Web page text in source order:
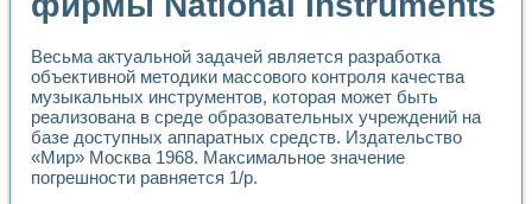
Управление движением с помощью программно -
Система управления асинхронным тиристорным
Лазерный профилометр
Применение средств NATIONAL INSTRUMENTS для
Разработка автоматизированного стенда для
Автоматизированный стенд рентгеновской диагностики
Высокочувствительные оптоэлектронные
Установка для измерения диэлектрических свойств
Весьма актуальной задачей является разработка
объективной методики массового контроля качества
музыкальных инструментов, которая может быть
реализована в среде образовательных учреждений на
базе доступных аппаратных средств. Издательство
«Мир» Москва 1968. Максимальное значение
погрешности равняется 1/р.